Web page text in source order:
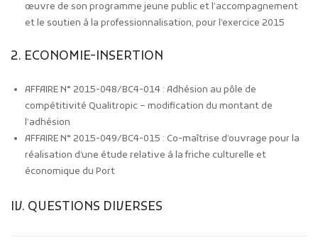
œuvre de son programme jeune public et l’accompagnement
et le soutien à la professionnalisation, pour l’exercice 2015
2. ECONOMIE-INSERTION
AFFAIRE N° 2015-048/BC4-014 : Adhésion au pôle de
compétitivité Qualitropic – modification du montant de
l’adhésion
AFFAIRE N° 2015-049/BC4-015 : Co-maîtrise d’ouvrage pour la
réalisation d’une étude relative à la friche culturelle et
économique du Port
IV. QUESTIONS DIVERSES